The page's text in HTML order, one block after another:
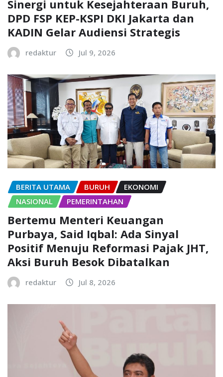
Sinergi untuk Kesejahteraan Buruh,
DPD FSP KEP-KSPI DKI Jakarta dan
KADIN Gelar Audiensi Strategis
redaktur Jul 9, 2026
BERITA UTAMA BURUH
EKONOMI
NASIONAL
PEMERINTAHAN
Bertemu Menteri Keuangan
Purbaya, Said Iqbal: Ada Sinyal
Positif Menuju Reformasi Pajak JHT,
Aksi Buruh Besok Dibatalkan
redaktur Jul 8, 2026